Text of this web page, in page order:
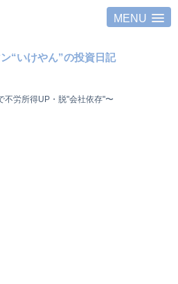
MENU
“いけやん”の投資日記
不労所得UP・脱"会社依存"〜